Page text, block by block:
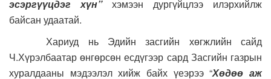
эсэргүүцдэг хүн”хэмээн дургүйцлээ илэрхийлж
байсан удаатай.
Хариуд нь Эдийн засгийн хөгжлийн сайд
Ч.Хүрэлбаатар өнгөрсөн есдүгээр сард Засгийн газрын
хуралдааны мэдээлэл хийж байх үеэрээ “Хөдөө аж